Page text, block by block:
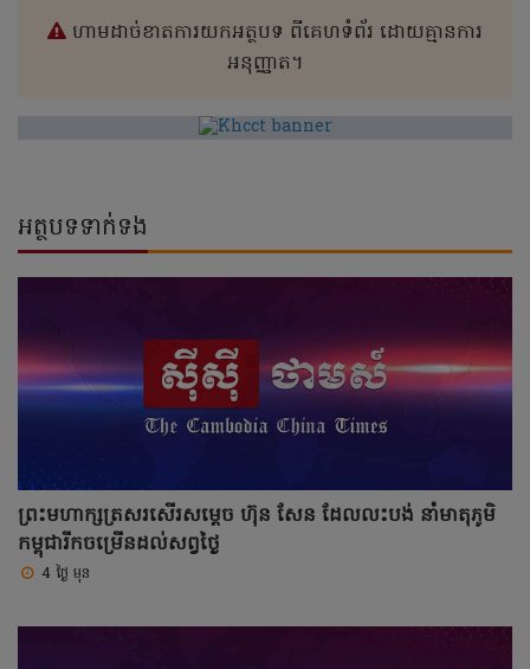
ហាមដាច់ខាតការយកអត្ថបទ ពីគេហទំព័រ ដោយគ្មានការ
អនុញ្ញាត។
អត្ថបទទាក់ទង
ព្រះមហាក្សត្រសរសើរសម្តេច ហ៊ុន សែន ដែលលះបង់ នាំមាតុភូមិ
កម្ពុជារីកចម្រើនដល់សព្វថ្ងៃ
4 ថ្ងៃ មុន